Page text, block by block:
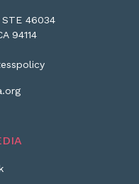
46034
94114